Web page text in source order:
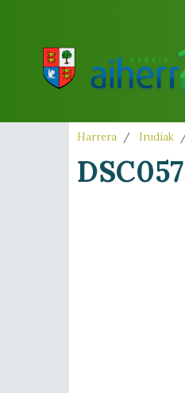
Harrera Irudiak